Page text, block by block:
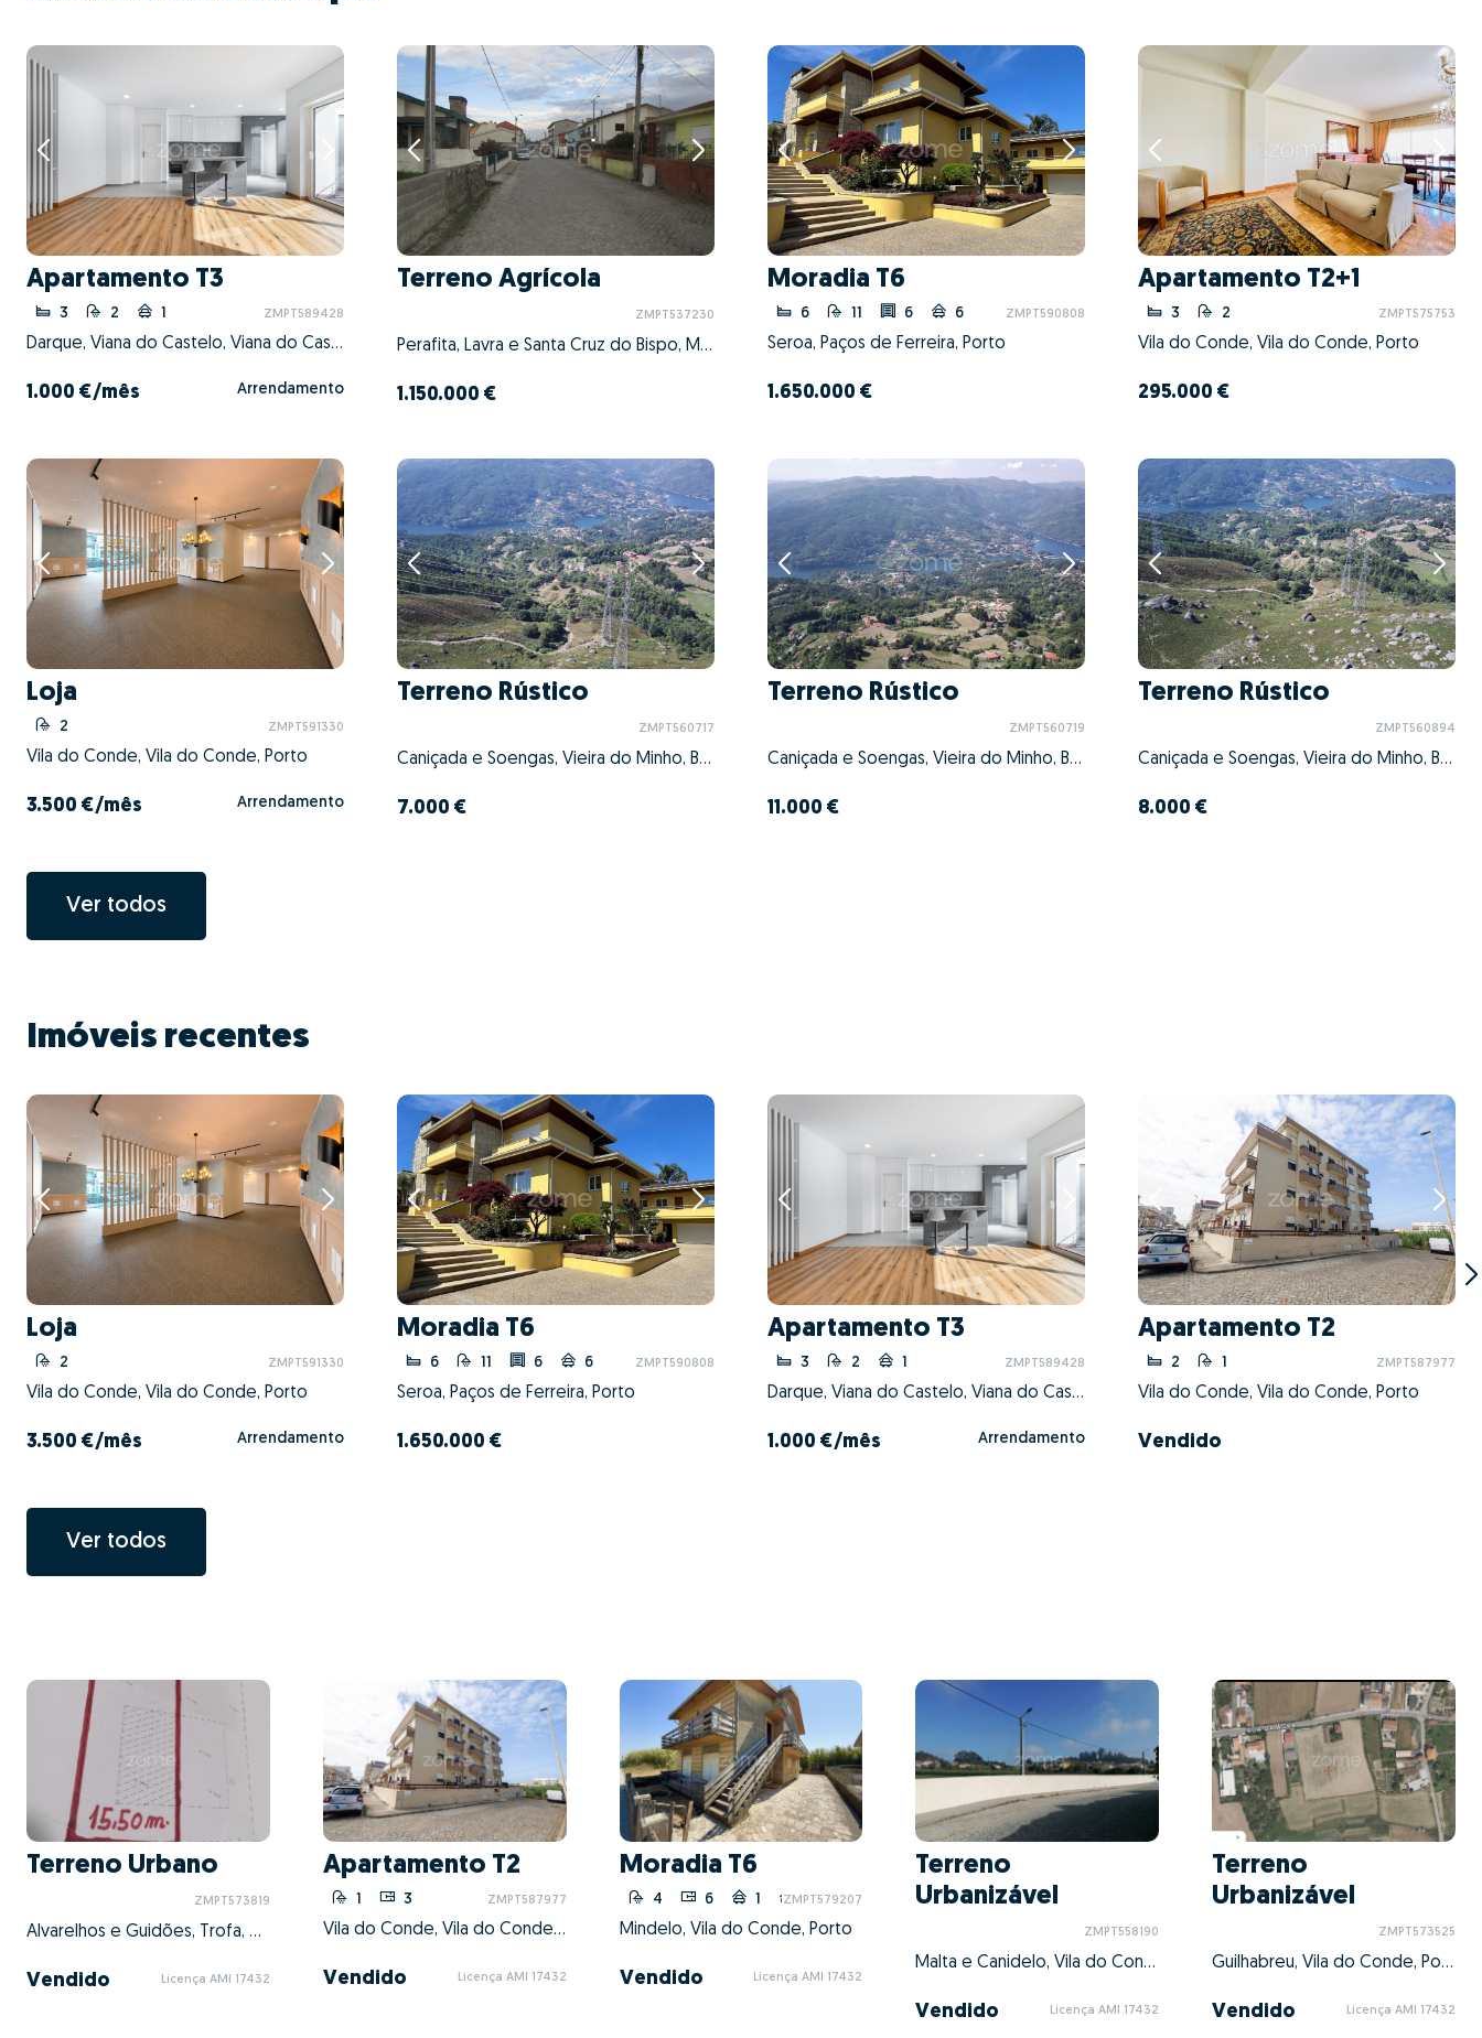
Apartamento T3
3 2 1 ZMPT589428
Darque, Viana do Castelo, Viana do Castelo
1.000 €/mês Arrendamento
Terreno Agrícola
ZMPT537230
Perafita, Lavra e Santa Cruz do Bispo, Matosinhos, Porto
1.150.000 €
Moradia T6
6 11 6 6 ZMPT590808
Seroa, Paços de Ferreira, Porto
1.650.000 €
Apartamento T2+1
3 2 ZMPT575753
Vila do Conde, Vila do Conde, Porto
295.000 €
Loja
2 ZMPT591330
Vila do Conde, Vila do Conde, Porto
3.500 €/mês Arrendamento
Terreno Rústico
ZMPT560717
Caniçada e Soengas, Vieira do Minho, Braga
7.000 €
Terreno Rústico
ZMPT560719
Caniçada e Soengas, Vieira do Minho, Braga
11.000 €
Terreno Rústico
ZMPT560894
Caniçada e Soengas, Vieira do Minho, Braga
8.000 €
Ver todos
Imóveis recentes
Loja
2 ZMPT591330
Vila do Conde, Vila do Conde, Porto
3.500 €/mês Arrendamento
Moradia T6
6 11 6 6 ZMPT590808
Seroa, Paços de Ferreira, Porto
1.650.000 €
Apartamento T3
3 2 1 ZMPT589428
Darque, Viana do Castelo, Viana do Castelo
1.000 €/mês Arrendamento
Apartamento T2
2 1 ZMPT587977
Vila do Conde, Vila do Conde, Porto
Vendido
Ver todos
Terreno Urbano
ZMPT573819
Alvarelhos e Guidões, Trofa, Porto
Vendido Licença AMI 17432
Apartamento T2
1 3 ZMPT587977
Vila do Conde, Vila do Conde, Porto
Vendido Licença AMI 17432
Moradia T6
4 6 1 1
ZMPT579207
Mindelo, Vila do Conde, Porto
Vendido Licença AMI 17432
Terreno
Urbanizável
ZMPT558190
Malta e Canidelo, Vila do Conde, Porto
Vendido Licença AMI 17432
Terreno
Urbanizável
ZMPT573525
Guilhabreu, Vila do Conde, Porto
Vendido Licença AMI 17432